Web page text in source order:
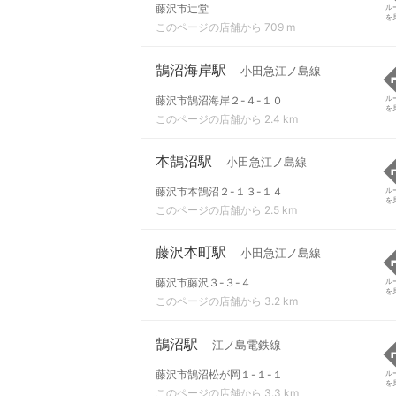
藤沢市辻堂
このページの店舗から 709 m
ル
を
鵠沼海岸駅 小田急江ノ島線
藤沢市鵠沼海岸２-４-１０
このページの店舗から 2.4 km
ル
を
本鵠沼駅 小田急江ノ島線
藤沢市本鵠沼２-１３-１４
このページの店舗から 2.5 km
ル
を
藤沢本町駅 小田急江ノ島線
藤沢市藤沢３-３-４
このページの店舗から 3.2 km
ル
を
鵠沼駅 江ノ島電鉄線
藤沢市鵠沼松が岡１-１-１
このページの店舗から 3.3 km
ル
を